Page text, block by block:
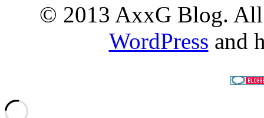
© 2013 AxxG Blog. All
WordPress and